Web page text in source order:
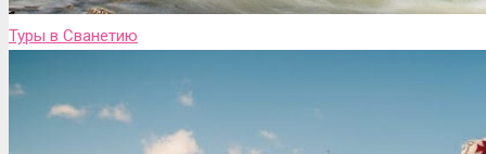
Туры в Сванетию